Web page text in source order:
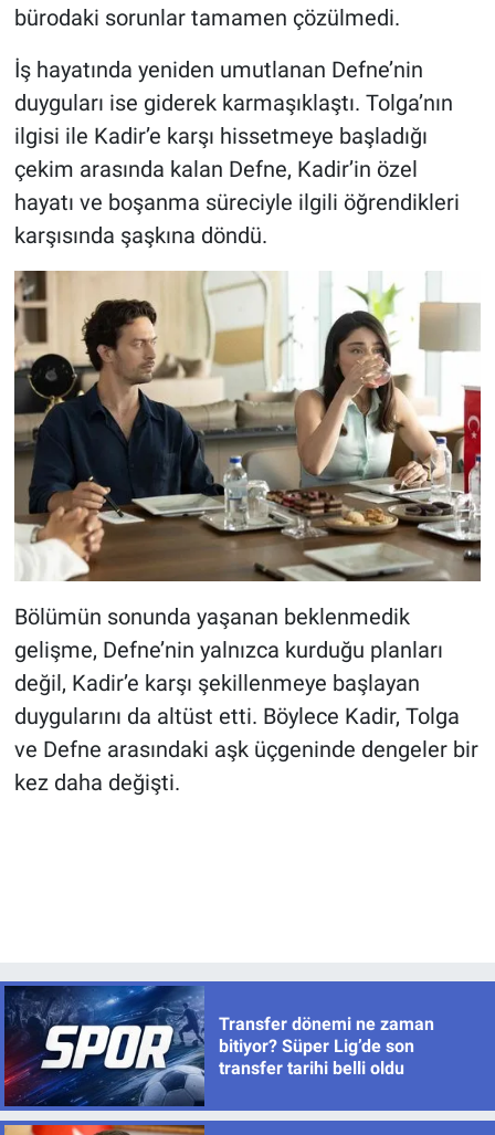
bürodaki sorunlar tamamen çözülmedi.
İş hayatında yeniden umutlanan Defne’nin
duyguları ise giderek karmaşıklaştı. Tolga’nın
ilgisi ile Kadir’e karşı hissetmeye başladığı
çekim arasında kalan Defne, Kadir’in özel
hayatı ve boşanma süreciyle ilgili öğrendikleri
karşısında şaşkına döndü.
Bölümün sonunda yaşanan beklenmedik
gelişme, Defne’nin yalnızca kurduğu planları
değil, Kadir’e karşı şekillenmeye başlayan
duygularını da altüst etti. Böylece Kadir, Tolga
ve Defne arasındaki aşk üçgeninde dengeler bir
kez daha değişti.
Transfer dönemi ne zaman
bitiyor? Süper Lig’de son
transfer tarihi belli oldu